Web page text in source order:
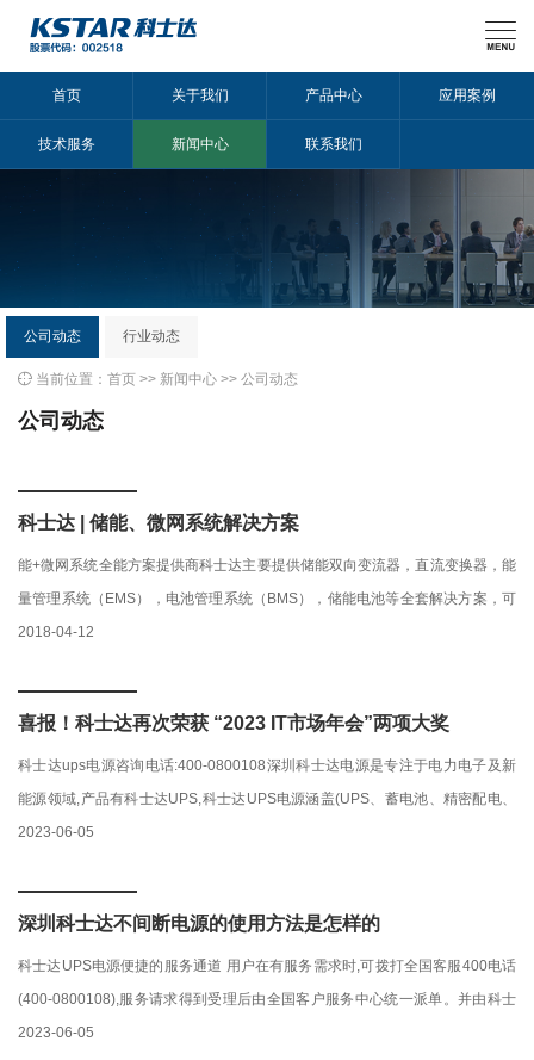

首页 关于我们 产品中心 应用案例
技术服务 新闻中心 联系我们
公司动态 行业动态
 当前位置： 首页 >> 新闻中心 >> 公司动态
公司动态
科士达 | 储能、微网系统解决方案
能+微网系统全能方案提供商科士达主要提供储能双向变流器，直流变换器，能
量管理系统（EMS），电池管理系统（BMS），储能电池等全套解决方案，可
以根据实际应用进行科学匹配，在发电侧缓解减排压力，在输配电侧促进电···
2018-04-12
喜报！科士达再次荣获 “2023 IT市场年会”两项大奖
科士达ups电源咨询电话:400-0800108深圳科士达电源是专注于电力电子及新
能源领域,产品有科士达UPS,科士达UPS电源涵盖(UPS、蓄电池、精密配电、
精密空调、充电桩等)快速成长为电力电子行业领域具
2023-06-05
深圳科士达不间断电源的使用方法是怎样的
科士达UPS电源便捷的服务通道 用户在有服务需求时,可拨打全国客服400电话
(400-0800108),服务请求得到受理后由全国客户服务中心统一派单。并由科士
达服务部门执行售后服务电话和问卷回访比如不间断电源的作用是很大的···
2023-06-05